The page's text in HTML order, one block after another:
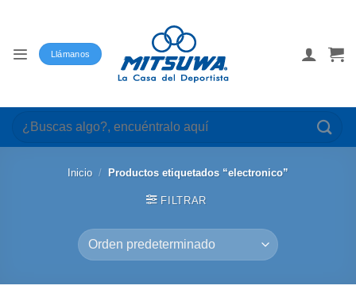
Llámanos
Buscar
por:
Inicio / Productos etiquetados “electronico”
FILTRAR